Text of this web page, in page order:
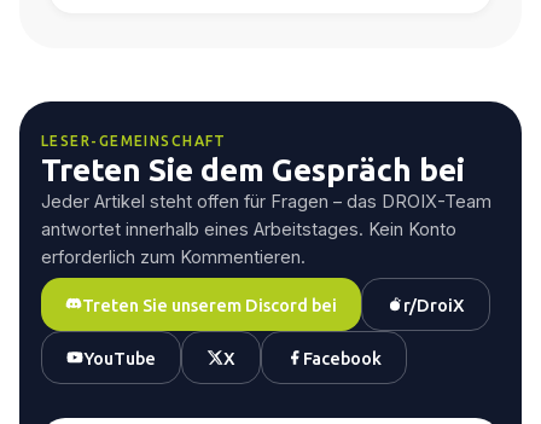
LESER-GEMEINSCHAFT
Treten Sie dem Gespräch bei
Jeder Artikel steht offen für Fragen – das DROIX-Team
antwortet innerhalb eines Arbeitstages. Kein Konto
erforderlich zum Kommentieren.
Treten Sie unserem Discord bei r/DroiX
YouTube X Facebook